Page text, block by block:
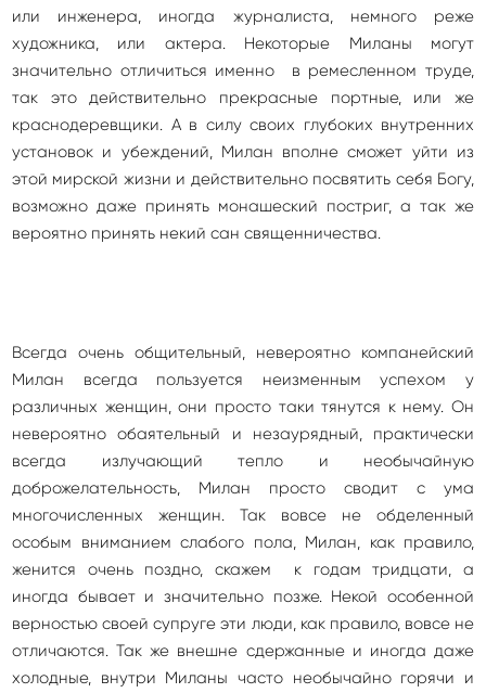
или инженера, иногда журналиста, немного реже
художника, или актера. Некоторые Миланы могут
значительно отличиться именно в ремесленном труде,
так это действительно прекрасные портные, или же
краснодеревщики. А в силу своих глубоких внутренних
установок и убеждений, Милан вполне сможет уйти из
этой мирской жизни и действительно посвятить себя Богу,
возможно даже принять монашеский постриг, а так же
вероятно принять некий сан священничества.
Всегда очень общительный, невероятно компанейский
Милан всегда пользуется неизменным успехом у
различных женщин, они просто таки тянутся к нему. Он
невероятно обаятельный и незаурядный, практически
всегда излучающий тепло и необычайную
доброжелательность, Милан просто сводит с ума
многочисленных женщин. Так вовсе не обделенный
особым вниманием слабого пола, Милан, как правило,
женится очень поздно, скажем к годам тридцати, а
иногда бывает и значительно позже. Некой особенной
верностью своей супруге эти люди, как правило, вовсе не
отличаются. Так же внешне сдержанные и иногда даже
холодные, внутри Миланы часто необычайно горячи и